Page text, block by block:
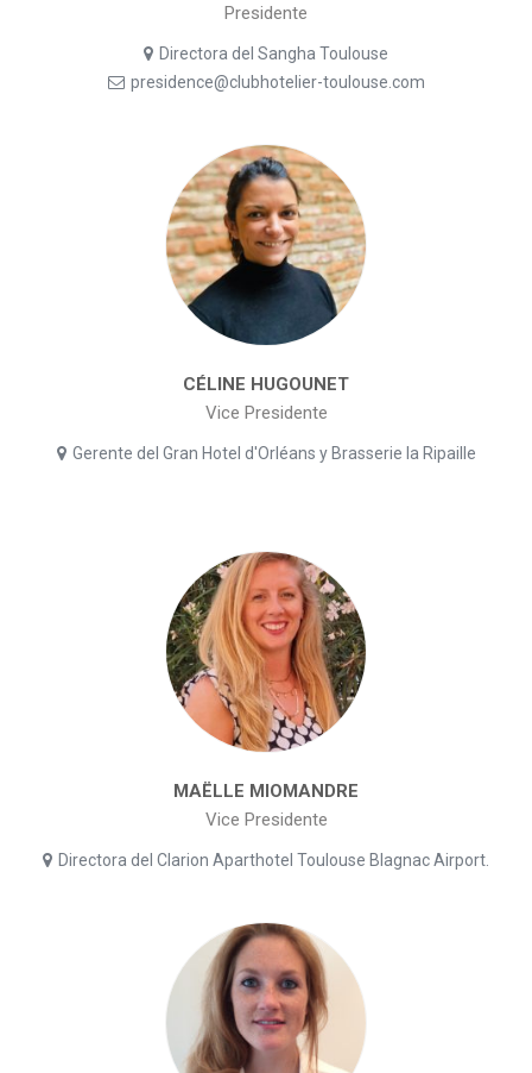
Presidente
Directora del Sangha Toulouse
presidence@clubhotelier-toulouse.com
CÉLINE HUGOUNET
Vice Presidente
Gerente del Gran Hotel d'Orléans y Brasserie la Ripaille
MAËLLE MIOMANDRE
Vice Presidente
Directora del Clarion Aparthotel Toulouse Blagnac Airport.